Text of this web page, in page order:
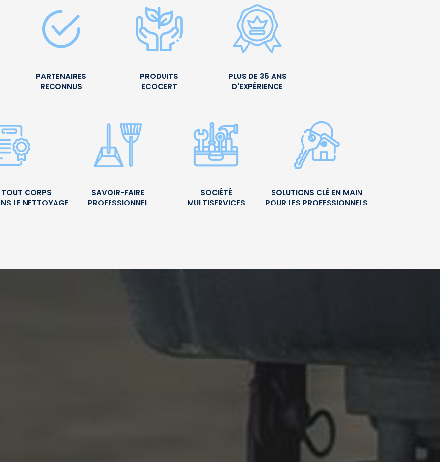
PARTENAIRES
RECONNUS
PRODUITS
ECOCERT
PLUS DE 35 ANS
D'EXPÉRIENCE
TOUT CORPS
LE NETTOYAGE
SAVOIR-FAIRE
PROFESSIONNEL
SOCIÉTÉ
MULTISERVICES
SOLUTIONS CLÉ EN MAIN
POUR LES PROFESSIONNELS